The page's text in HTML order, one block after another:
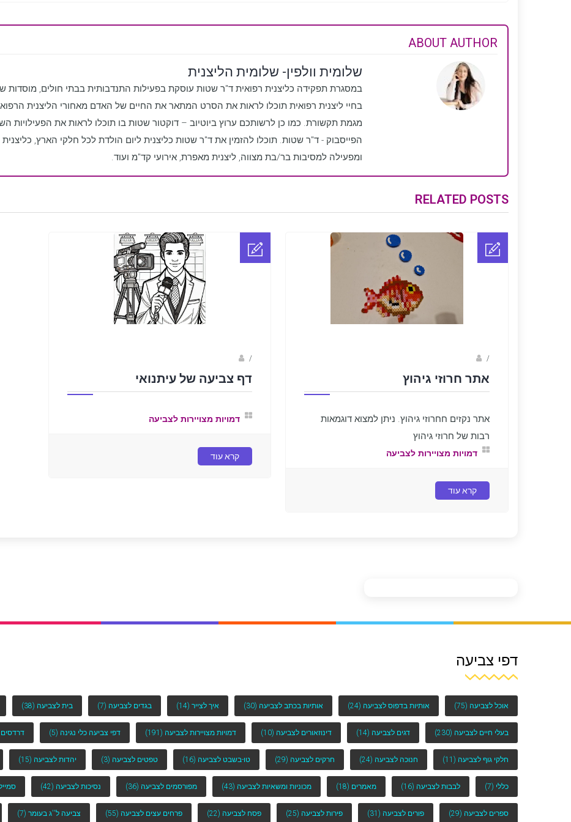
ABOUT AUTHOR
שלומית וולפין- שלומית הליצנית
במסגרת תפקידה כליצנית רפואית ד"ר שטות עוסקת בפעילות התנדבותית בבתי חולים, מוסדות
בחיי ליצנית רפואית תוכלו לראות את הסרט המתאר את החיים של האדם מאחורי הליצנית
מגמת תקשורת. כמו כן לרשותכם ערוץ ביוטיוב – דוקטור שטות בו תוכלו לראות את הפעילויות
הפייסבוק - ד"ר שטות. תוכלו להזמין את ד"ר שטות כליצנית ליום הולדת לכל חלקי הארץ,
ומפעילה למסיבות בר/בת מצווה, ליצנית מאפרת, אירועי קד"מ ועוד.
RELATED POSTS
/
אתר חרוזי גיהוץ
אתר נקזים חחרוזי גיהוץ. ניתן למצוא דוגמאות
רבות של חרוזי גיהוץ
דמויות מצויירות לצביעה
קרא עוד
/
דף צביעה של עיתנואי
דמויות מצויירות לצביעה
קרא עוד
דפי צביעה
אוכל לצביעה (75) אותיות בדפוס לצביעה (24) אותיות בכתב לצביעה (30) איך לצייר (14) בגדים לצביעה (7) בית לצביעה (38)
בעלי חיים לצביעה (230) דגים לצביעה (14) דינוזאורים לצביעה (10) דמויות מצויירות לצביעה (191) דפי צביעה כלי נגינה (5)
חלקי גוף לצביעה (11) חנוכה לצביעה (24) חרקים לצביעה (29) טו-בשבט לצביעה (16) טפטים לצביעה (3) יהדות לצביעה (15)
כללי (7) לבבות לצביעה (16) מאמרים (18) מכוניות ומשאיות לצביעה (43) מפורסמים לצביעה (36) נסיכות לצביעה (42)
ספרים לצביעה (29) פורים לצביעה (31) פירות לצביעה (25) פסח לצביעה (22) פרחים עצים לצביעה (55) צביעה ל''ג בעומר (7)